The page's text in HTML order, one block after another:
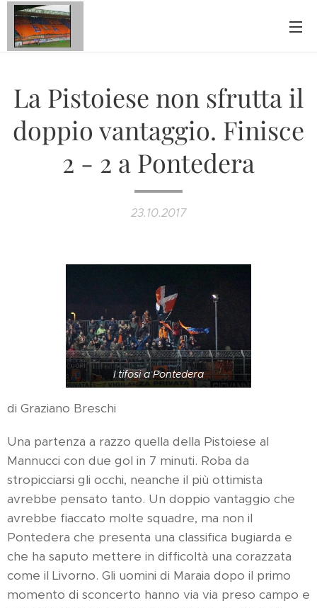
La Pistoiese non sfrutta il
doppio vantaggio. Finisce
2 - 2 a Pontedera
23.10.2017
I tifosi a Pontedera
di Graziano Breschi
Una partenza a razzo quella della Pistoiese al
Mannucci con due gol in 7 minuti. Roba da
stropicciarsi gli occhi, neanche il più ottimista
avrebbe pensato tanto. Un doppio vantaggio che
avrebbe fiaccato molte squadre, ma non il
Pontedera che presenta una classifica bugiarda e
che ha saputo mettere in difficoltà una corazzata
come il Livorno. Gli uomini di Maraia dopo il primo
momento di sconcerto hanno via via preso campo e